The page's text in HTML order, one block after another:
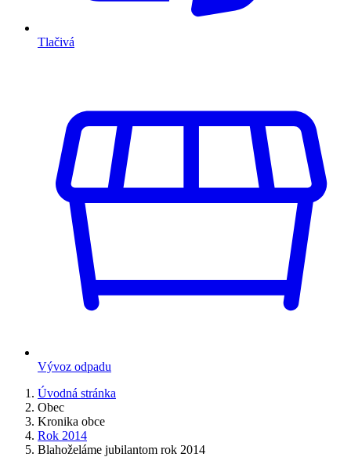
Tlačivá
Vývoz odpadu
Úvodná stránka
Obec
Kronika obce
Rok 2014
Blahoželáme jubilantom rok 2014